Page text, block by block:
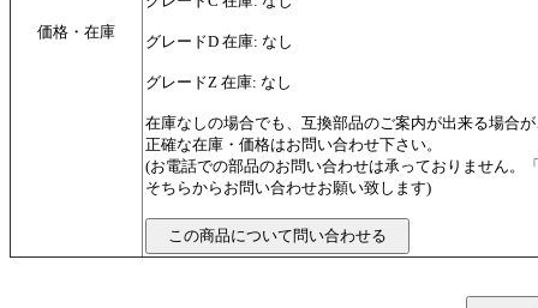
価格・在庫
グレードD 在庫: なし
グレードZ 在庫: なし
在庫なしの場合でも、互換部品のご案内が出来る場合
正確な在庫・価格はお問い合わせ下さい。
(お電話での部品のお問い合わせは承っておりません。
そちらからお問い合わせお願い致します)